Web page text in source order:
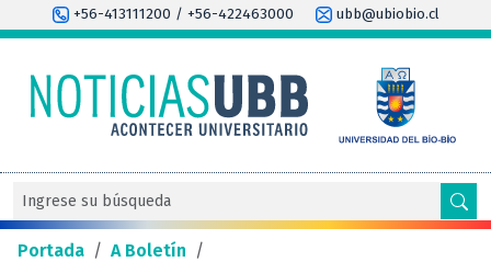
+56-413111200 / +56-422463000 ubb@ubiobio.cl
Portada / A Boletín /